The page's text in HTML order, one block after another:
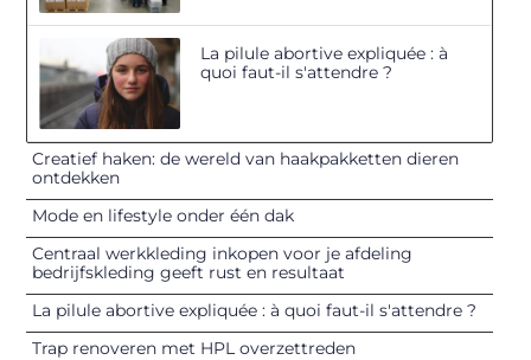
La pilule abortive expliquée : à
quoi faut-il s'attendre ?
Creatief haken: de wereld van haakpakketten dieren
ontdekken
Mode en lifestyle onder één dak
Centraal werkkleding inkopen voor je afdeling
bedrijfskleding geeft rust en resultaat
La pilule abortive expliquée : à quoi faut-il s'attendre ?
Trap renoveren met HPL overzettreden